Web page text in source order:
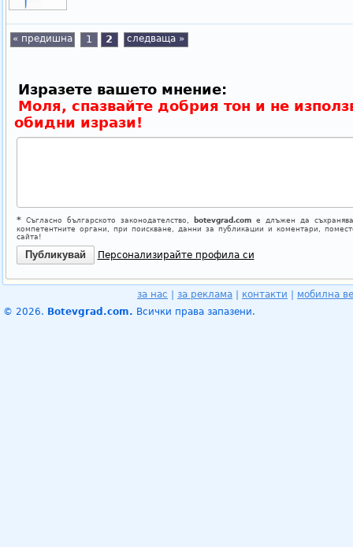
« предишна 1 2 следваща »
Изразете вашето мнение:
Моля, спазвайте добрия тон и не
обидни изрази!
*Съгласно българското законодателство, botevgrad.comе длъжен да
компетентните органи, при поискване, данни за публикации и коментари,
сайта!
Персонализирайте профила си
за нас за реклама контакти
мобилна
© 2026. Botevgrad.com. Всички права запазени.